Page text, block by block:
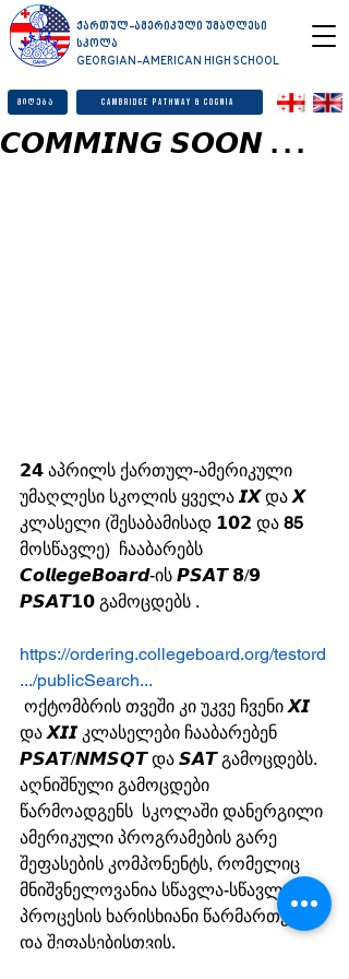
ქართულ-ამერიკული უმაღლესი
სკოლა
GEORGIAN-AMERICAN HIGH SCHOOL
მიღება Cambridge Pathway & Cognia
𝘾𝙊𝙈𝙈𝙄𝙉𝙂 𝙎𝙊𝙊𝙉 . . .
𝟮𝟰 აპრილს ქართულ-ამერიკული
უმაღლესი სკოლის ყველა 𝙄𝙓 და 𝙓
კლასელი (შესაბამისად 𝟭𝟬𝟮 და 85
მოსწავლე)  ჩააბარებს
𝘾𝙤𝙡𝙡𝙚𝙜𝙚𝘽𝙤𝙖𝙧𝙙-ის 𝙋𝙎𝘼𝙏 𝟴/𝟵
𝙋𝙎𝘼𝙏𝟭𝟬 გამოცდებს .
https://ordering.collegeboard.org/testord
.../publicSearch...
და 𝙓𝙄𝙄 კლასელები ჩააბარებენ
𝙋𝙎𝘼𝙏/𝙉𝙈𝙎𝙌𝙏 და 𝙎𝘼𝙏 გამოცდებს.
აღნიშნული გამოცდები
წარმოადგენს  სკოლაში დანერგილი
ამერიკული პროგრამების გარე
შეფასების კომპონენტს, რომელიც
მნიშვნელოვანია სწავლა-სწავლების
პროცესის ხარისხიანი წარმართვისა
და შეფასებისთვის.